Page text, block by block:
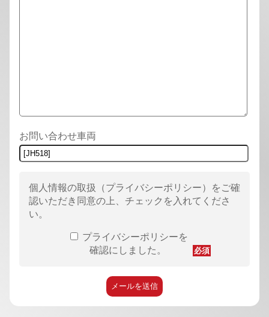
お問い合わせ車両
個人情報の取扱（プライバシーポリシー）
をご確
認いただき同意の上、チェックを入れてくださ
い。
プライバシーポリシーを
確認にしました。
必須